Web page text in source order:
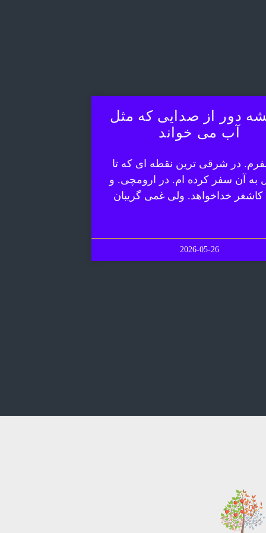
دور از صدایی که مثل
آب می خواند
در شرقی ترین نقطه ای که تا
به آن سفر کرده ام. در ارومچی. و
کاشغر خداخواهد. ولی غمی گریبان
2026-05-26